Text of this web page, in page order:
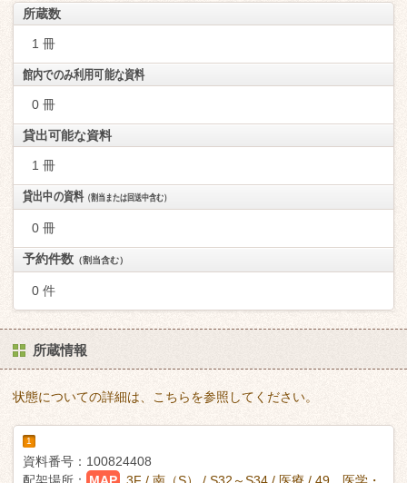
所蔵数
1 冊
館内でのみ利用可能な資料
0 冊
貸出可能な資料
1 冊
貸出中の資料（割当または回送中含む）
0 冊
予約件数 （割当含む）
0 件
所蔵情報
状態についての詳細は、こちらを参照してください。
1
資料番号： 100824408
配架場所：
MAP 3F / 南（S） / S32～S34 / 医療 / 49 医学・